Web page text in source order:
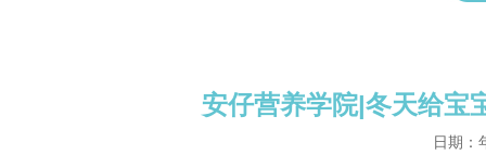
安仔营养学院|冬天给宝
日期